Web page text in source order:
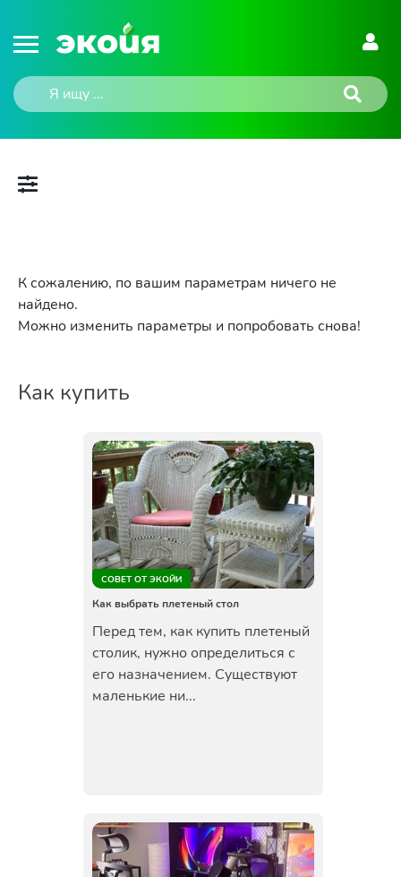
К сожалению, по вашим параметрам ничего не
найдено.
Можно изменить параметры и попробовать снова!
Как купить
СОВЕТ ОТ ЭКОЙИ
Как выбрать плетеный стол
Перед тем, как купить плетеный
столик, нужно определиться с
его назначением. Существуют
маленькие ни...